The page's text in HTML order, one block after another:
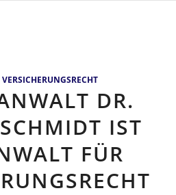
VERSICHERUNGSRECHT
DR.
IST
FÜR